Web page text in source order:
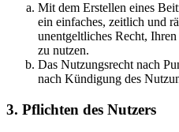
Mit dem Erstellen eines
ein einfaches, zeitlich und
unentgeltliches Recht,
zu nutzen.
Das Nutzungsrecht nach
nach Kündigung des
3. Pflichten des Nutzers